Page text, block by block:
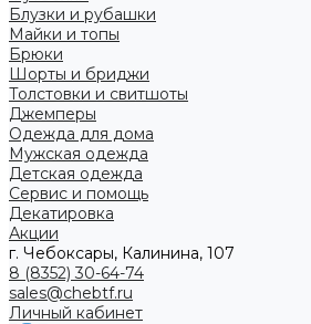
Блузки и рубашки
Майки и топы
Брюки
Шорты и бриджи
Толстовки и свитшоты
Джемперы
Одежда для дома
Мужская одежда
Детская одежда
Сервис и помощь
Декатировка
Акции
г. Чебоксары, Калинина, 107
8 (8352) 30-64-74
sales@chebtf.ru
Личный кабинет